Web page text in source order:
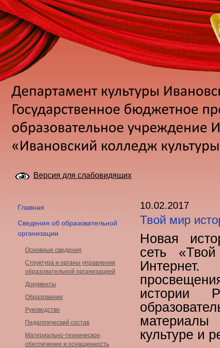
Версия для слабовидящих
Главная
Сведения об образовательной
организации
Основные сведения
Структура и органы управления
образовательной организацией
Документы
Образование
Руководство
Педагогический состав
Материально-техническое
обеспечение и оснащенность
10.02.2017
Твой мир
Новая
сеть
истории
материалы
культуре и